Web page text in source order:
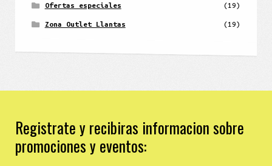
Ofertas especiales (19)
Zona Outlet Llantas (19)
Registrate y recibiras informacion sobre
promociones y eventos: